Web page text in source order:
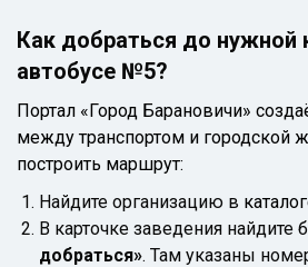
Как добраться до нужной
автобусе №5?
Портал «Город Барановичи»
между транспортом и городской
построить маршрут:
Найдите организацию в
В карточке заведения найдите
добраться». Там указаны